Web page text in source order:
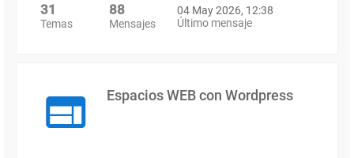
31
Temas
88
Mensajes
04 May 2026, 12:38
Último mensaje
Espacios WEB con Wordpress